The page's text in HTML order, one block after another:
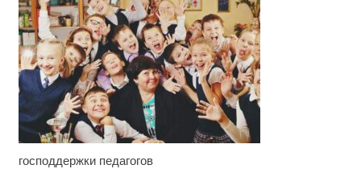
господдержки педагогов
Скрытая камера на пляже